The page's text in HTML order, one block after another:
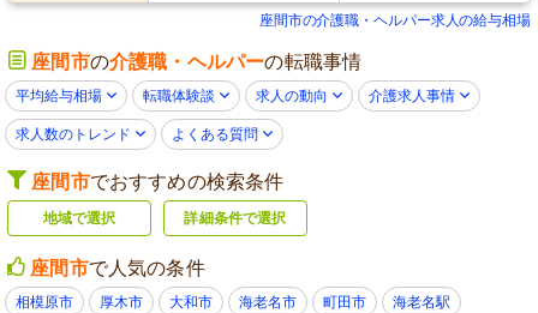
座間市の介護職・ヘルパー求人の給与相場
座間市の介護職・ヘルパーの転職事情
平均給与相場 転職体験談 求人の動向 介護求人事情
求人数のトレンド よくある質問
座間市でおすすめの検索条件
地域で選択 詳細条件で選択
座間市で人気の条件
相模原市 厚木市 大和市 海老名市 町田市 海老名駅